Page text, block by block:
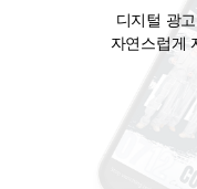
디지털 광
자연스럽게